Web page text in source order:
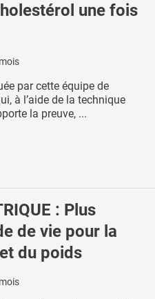
une fois
par cette équipe de
à l’aide de la technique
la preuve, ...
: Plus
de vie pour la
du poids